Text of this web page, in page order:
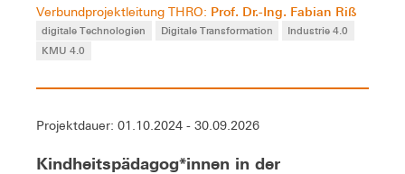
Verbundprojektleitung THRO: Prof. Dr.-Ing. Fabian Riß
digitale Technologien Digitale Transformation
Industrie 4.0
KMU 4.0
Projektdauer: 01.10.2024 - 30.09.2026
Kindheitspädagog*innen in der